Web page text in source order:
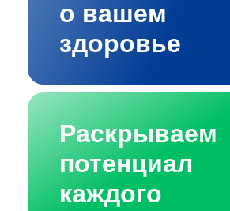
о вашем
здоровье
Раскрываем
потенциал
каждого